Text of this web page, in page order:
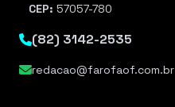
CEP: 57057-780
(82) 3142-2535
redacao@farofaof.com.br